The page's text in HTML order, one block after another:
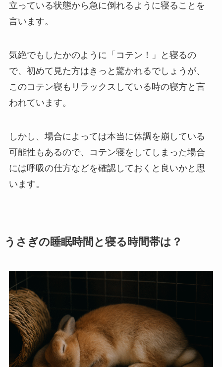
立っている状態から急に倒れるように寝ることを
言います。
気絶でもしたかのように「コテン！」と寝るの
で、初めて見た方はきっと驚かれるでしょうが、
このコテン寝もリラックスしている時の寝方と言
われています。
しかし、場合によっては本当に体調を崩している
可能性もあるので、コテン寝をしてしまった場合
には呼吸の仕方などを確認しておくと良いかと思
います。
うさぎの睡眠時間と寝る時間帯は？